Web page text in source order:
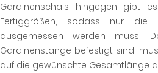
Gardinenschals hingegen gibt
Fertiggrößen, sodass nur die
ausgemessen werden muss.
Gardinenstange befestigt sind,
auf die gewünschte Gesamtlänge